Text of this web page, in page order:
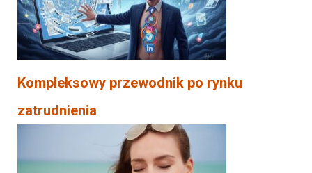
Kompleksowy przewodnik po rynku
zatrudnienia